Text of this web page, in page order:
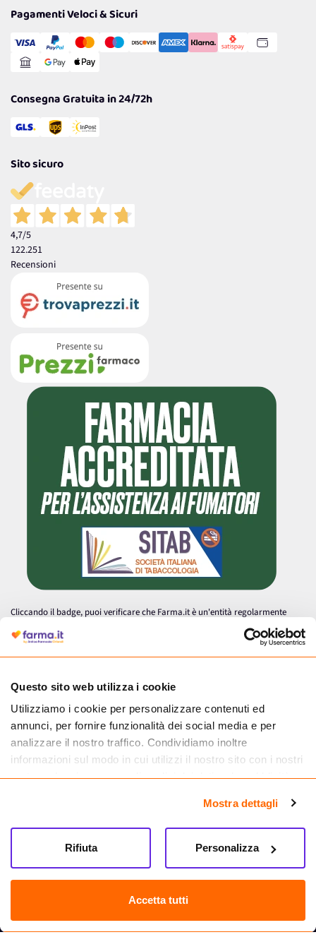
Questo sito web utilizza i cookie
Utilizziamo i cookie per personalizzare contenuti ed
annunci, per fornire funzionalità dei social media e per
analizzare il nostro traffico. Condividiamo inoltre
informazioni sul modo in cui utilizzi il nostro sito con i nostri
partner che si occupano di analisi dei dati web, pubblicità e
informazioni che hai fornito loro o che hanno raccolto dal
tuo utilizzo dei loro servizi.
Mostra dettagli
Accetta tutti
Personalizza
Rifiuta
Cookie Policy
Gestisci Cookie
Reso Facile e Veloce
Pagamenti Veloci & Sicuri
Consegna Gratuita in 24/72h
Sito sicuro
4,7/5
122.251
Recensioni
Cliccando il badge, puoi verificare che Farma.it è un'entità regolarmente
autorizzata dal Ministero della Salute a effettuare la vendita online di
medicinali.
Farma.it S.a.s. P. IVA 07417261216 REA: NA-884088
CREDITS
Sede legale Via delle Repubbliche Marinare 128, 80147 Napoli